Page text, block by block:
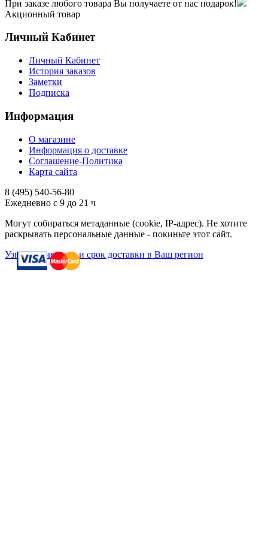
При заказе любого товара Вы получаете от нас подарок!
Акционный товар
Личный Кабинет
Личный Кабинет
История заказов
Заметки
Подписка
Информация
О магазине
Информация о доставке
Соглашение-Политика
Карта сайта
8 (495) 540-56-80
Ежедневно с 9 до 21 ч
Могут собираться метаданные (cookie, IP-адрес). Не хотите
раскрывать персональные данные - покиньте этот сайт.
Узнать стоимость и срок доставки в Ваш регион